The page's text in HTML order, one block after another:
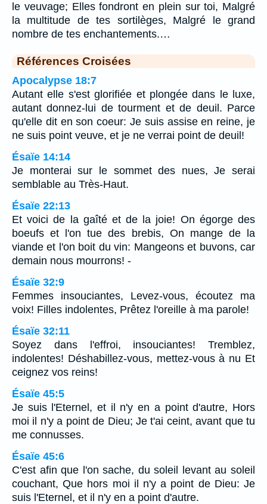
le veuvage; Elles fondront en plein sur toi, Malgré
la multitude de tes sortilèges, Malgré le grand
nombre de tes enchantements.…
Références Croisées
Apocalypse 18:7
Autant elle s'est glorifiée et plongée dans le luxe,
autant donnez-lui de tourment et de deuil. Parce
qu'elle dit en son coeur: Je suis assise en reine, je
ne suis point veuve, et je ne verrai point de deuil!
Ésaïe 14:14
Je monterai sur le sommet des nues, Je serai
semblable au Très-Haut.
Ésaïe 22:13
Et voici de la gaîté et de la joie! On égorge des
boeufs et l'on tue des brebis, On mange de la
viande et l'on boit du vin: Mangeons et buvons, car
demain nous mourrons! -
Ésaïe 32:9
Femmes insouciantes, Levez-vous, écoutez ma
voix! Filles indolentes, Prêtez l'oreille à ma parole!
Ésaïe 32:11
Soyez dans l'effroi, insouciantes! Tremblez,
indolentes! Déshabillez-vous, mettez-vous à nu Et
ceignez vos reins!
Ésaïe 45:5
Je suis l'Eternel, et il n'y en a point d'autre, Hors
moi il n'y a point de Dieu; Je t'ai ceint, avant que tu
me connusses.
Ésaïe 45:6
C'est afin que l'on sache, du soleil levant au soleil
couchant, Que hors moi il n'y a point de Dieu: Je
suis l'Eternel, et il n'y en a point d'autre.